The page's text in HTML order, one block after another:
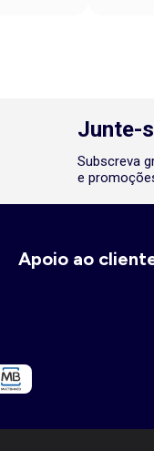
Junte-
Subscreva
e
Apoio ao